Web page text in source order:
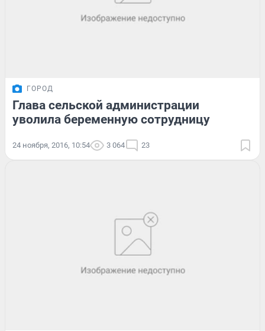
ГОРОД
Глава сельской администрации
уволила беременную сотрудницу
24 ноября, 2016, 10:54 3 064 23